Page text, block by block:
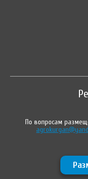
По вопросам